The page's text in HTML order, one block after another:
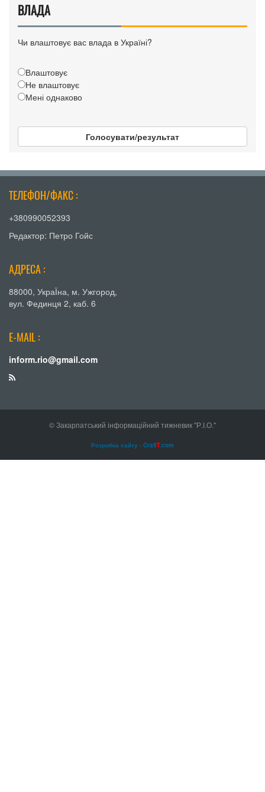
ВЛАДА
Чи влаштовує вас влада в Україні?
Влаштовує
Не влаштовує
Мені однаково
Голосувати/результат
ТЕЛЕФОН/ФАКС :
+380990052393
Редактор: Петро Гойс
АДРЕСА :
88000, УкраЇна, м. Ужгород,
вул. Фединця 2, каб. 6
E-MAIL :
inform.rio@gmail.com
© Закарпатський інформаційний тижневик "Р.І.О."
Розробка сайту - CrafIT.com